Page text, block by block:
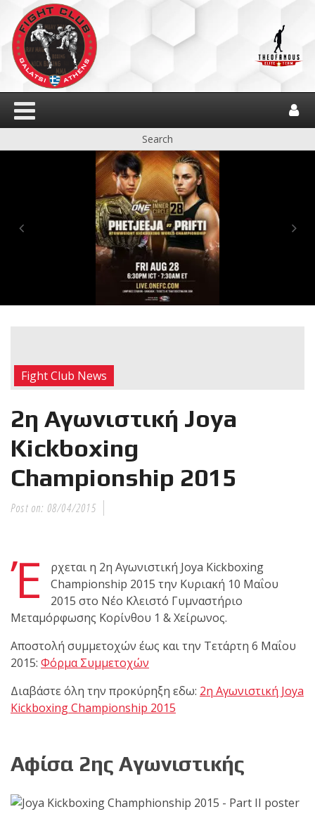
Η Αντωνία
Πρίφτη στο
και πιο
δύσκολο
αγώνα της καριέρας της,
διεκδικεί τον 6ο
παγκόσμιο τίτλο της
απέναντι στην Phetjeeja
Νέα
επίσημα T-
Ιωάννη
Θεοφάνους
με την υποστήριξη της
Sejoy Hellas.
του Fight
Club Galatsi
ολοκλήρωσαν με επιτυχία
Fight Club News
2η Αγωνιστική Joya
Kickboxing
Championship 2015
Post on: 08/04/2015
Έ
ρχεται η 2η Αγωνιστική Joya Kickboxing
Championship 2015 την Κυριακή 10 Μαΐου
2015 στο Νέο Κλειστό Γυμναστήριο
Μεταμόρφωσης Κορίνθου 1 & Χείρωνος.
Αποστολή συμμετοχών έως και την Τετάρτη 6 Μαΐου
2015: Φόρμα Συμμετοχών
Διαβάστε όλη την προκύρηξη εδω: 2η Αγωνιστική Joya
Kickboxing Championship 2015
Αφίσα 2ης Αγωνιστικής